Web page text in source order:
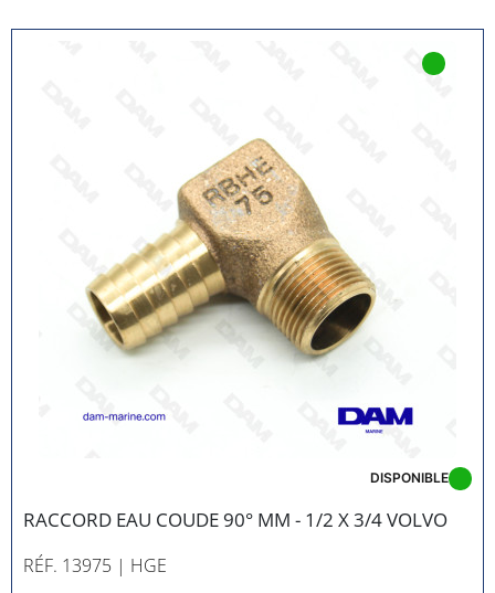
RACCORD EAU COUDE 90° MM - 1/2 X 3/4 VOLVO
RÉF. 13975 | HGE
DISPONIBLE